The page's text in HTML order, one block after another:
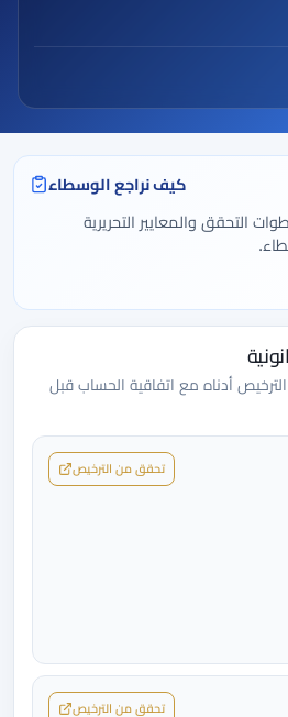
كيف نراجع الوسطاء
التحقق والمعايير التحريرية
أدناه مع اتفاقية الحساب قبل
تحقق من الترخيص
تحقق من الترخيص